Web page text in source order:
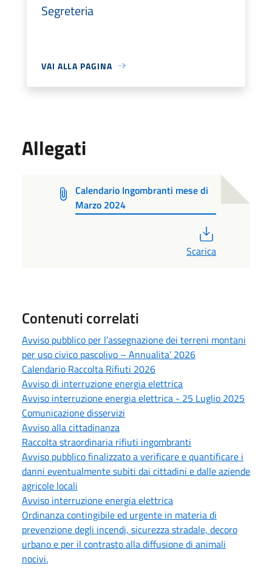
Segreteria
VAI ALLA PAGINA
Allegati
Calendario Ingombranti mese di
Marzo 2024
Scarica
Contenuti correlati
Avviso pubblico per l’assegnazione dei terreni montani
per uso civico pascolivo – Annualita’ 2026
Calendario Raccolta Rifiuti 2026
Avviso di interruzione energia elettrica
Avviso interruzione energia elettrica - 25 Luglio 2025
Comunicazione disservizi
Avviso alla cittadinanza
Raccolta straordinaria rifiuti ingombranti
Avviso pubblico finalizzato a verificare e quantificare i
danni eventualmente subiti dai cittadini e dalle aziende
agricole locali
Avviso interruzione energia elettrica
Ordinanza contingibile ed urgente in materia di
prevenzione degli incendi, sicurezza stradale, decoro
urbano e per il contrasto alla diffusione di animali
nocivi.